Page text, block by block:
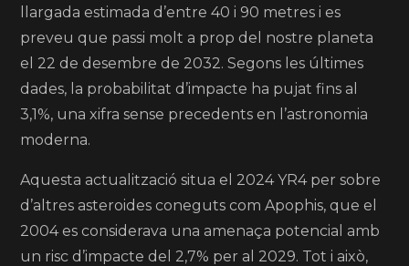
llargada estimada d’entre 40 i 90 metres i es
preveu que passi molt a prop del nostre planeta
el 22 de desembre de 2032. Segons les últimes
dades, la probabilitat d’impacte ha pujat fins al
3,1%, una xifra sense precedents en l’astronomia
moderna.
Aquesta actualització situa el 2024 YR4 per sobre
d’altres asteroides coneguts com Apophis, que el
2004 es considerava una amenaça potencial amb
un risc d’impacte del 2,7% per al 2029. Tot i això,